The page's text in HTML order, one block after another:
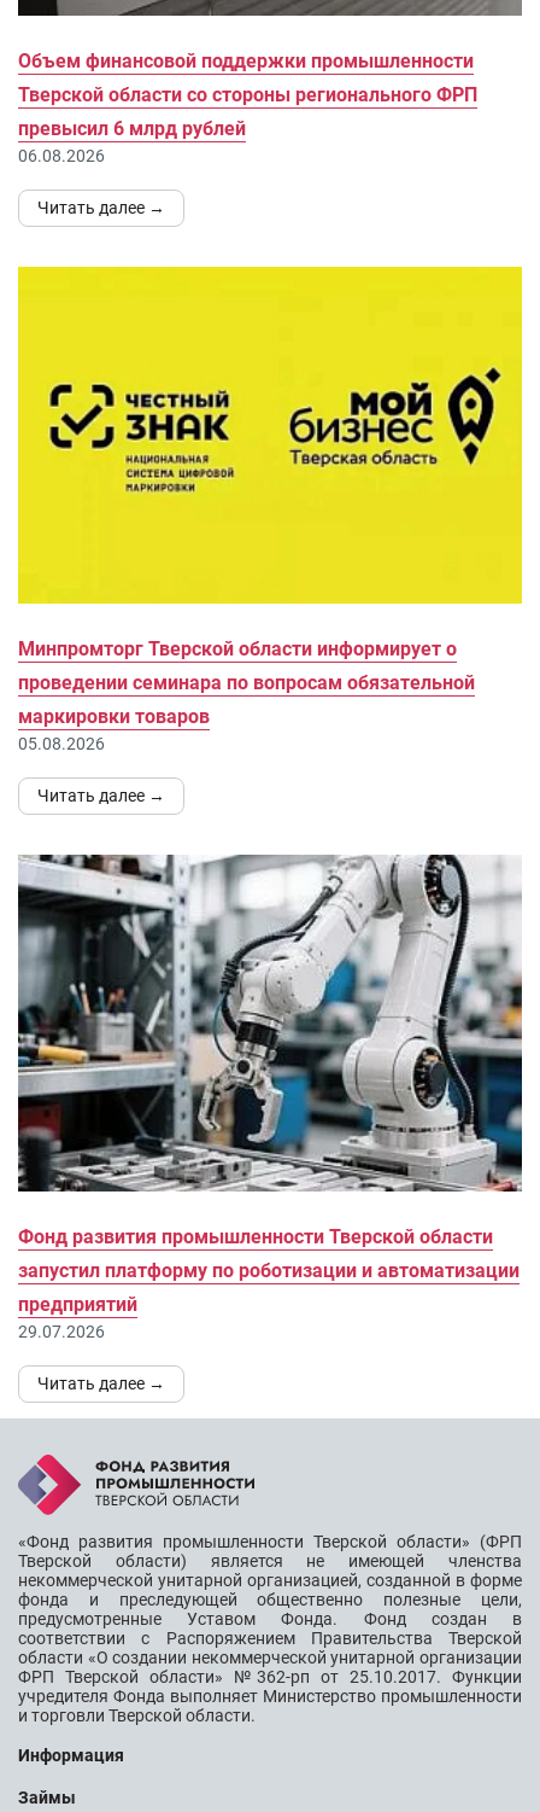
Объем финансовой поддержки промышленности
Тверской области со стороны регионального ФРП
превысил 6 млрд рублей
06.08.2026
Читать далее →
Минпромторг Тверской области информирует о
проведении семинара по вопросам обязательной
маркировки товаров
05.08.2026
Читать далее →
Фонд развития промышленности Тверской области
запустил платформу по роботизации и автоматизации
предприятий
29.07.2026
Читать далее →
«Фонд развития промышленности Тверской области» (ФРП
Тверской области) является не имеющей членства
некоммерческой унитарной организацией, созданной в форме
фонда и преследующей общественно полезные цели,
предусмотренные Уставом Фонда. Фонд создан в
соответствии с Распоряжением Правительства Тверской
области «О создании некоммерческой унитарной организации
ФРП Тверской области» №362-рп от 25.10.2017. Функции
учредителя Фонда выполняет Министерство промышленности
и торговли Тверской области.
Информация
Займы